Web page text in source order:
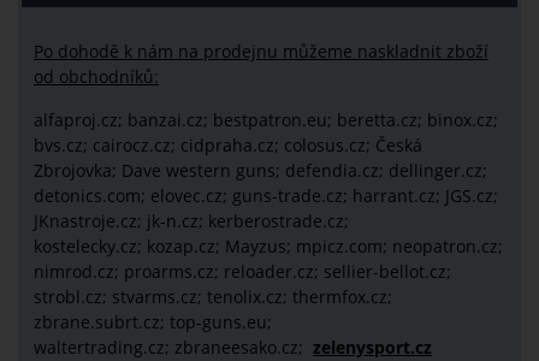
Po dohodě k nám na prodejnu můžeme naskladnit zboží
od obchodníků:
alfaproj.cz; banzai.cz; bestpatron.eu; beretta.cz; binox.cz;
bvs.cz; cairocz.cz; cidpraha.cz; colosus.cz; Česká
Zbrojovka; Dave western guns; defendia.cz; dellinger.cz;
detonics.com; elovec.cz; guns-trade.cz; harrant.cz; JGS.cz;
JKnastroje.cz; jk-n.cz; kerberostrade.cz;
kostelecky.cz; kozap.cz; Mayzus; mpicz.com; neopatron.cz;
nimrod.cz; proarms.cz; reloader.cz; sellier-bellot.cz;
strobl.cz; stvarms.cz; tenolix.cz; thermfox.cz;
zbrane.subrt.cz; top-guns.eu;
waltertrading.cz; zbraneesako.cz; zelenysport.cz